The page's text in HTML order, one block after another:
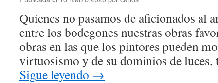
Quienes no pasamos de aficionados al
entre los bodegones nuestras obras
obras en las que los pintores pueden
virtuosismo y de su dominios de
Sigue leyendo →